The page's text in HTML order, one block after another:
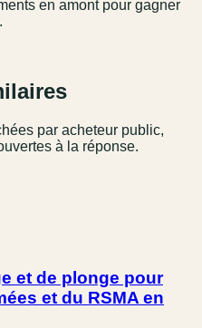
en amont pour gagner
par acheteur public,
à la réponse.
et de plonge pour
et du RSMA en